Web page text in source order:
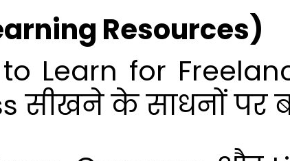
Resources)
to Learn for
सीखने के साधनों पर